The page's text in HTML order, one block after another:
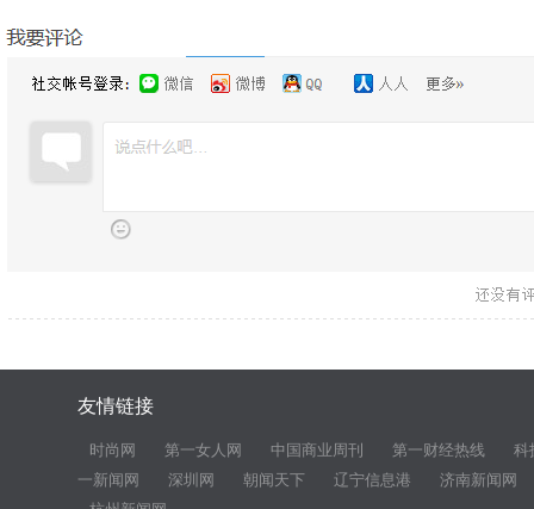
友情链接
时尚网 第一女人网 中国商业周刊 第一财经热线
科
一新闻网
深圳网 朝闻天下 辽宁信息港
济南新闻网